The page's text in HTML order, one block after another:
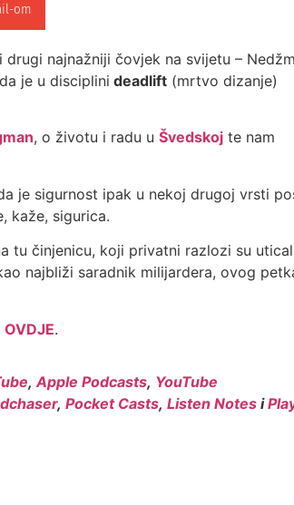
om
i drugi najnažniji čovjek na svijetu –
je u disciplini deadlift (mrtvo dizanje)
, o životu i radu uŠvedskoj te nam
je sigurnost ipak u nekoj drugoj vrsti
kaže, sigurica.
tu činjenicu, koji privatni razlozi su
najbliži saradnik milijardera, ovog
OVDJE.
,Apple Podcasts, YouTube
,Pocket Casts,Listen Notes i